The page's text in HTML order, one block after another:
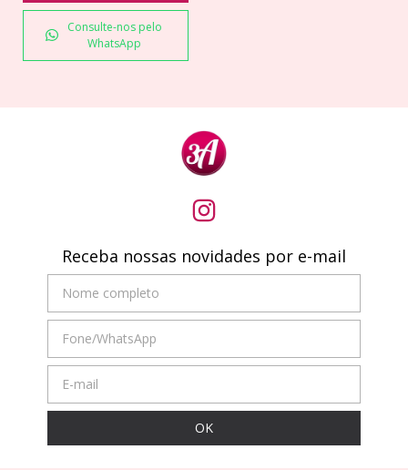
Consulte-nos pelo
WhatsApp
Receba nossas novidades por e-mail